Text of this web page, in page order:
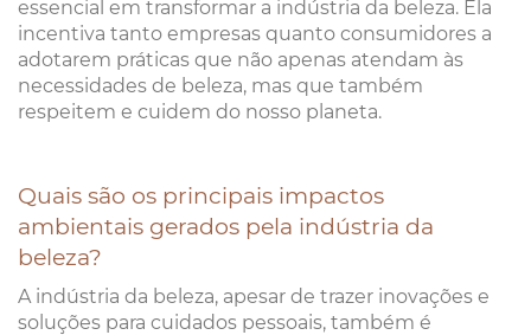
essencial em transformar a indústria da beleza. Ela
incentiva tanto empresas quanto consumidores a
adotarem práticas que não apenas atendam às
necessidades de beleza, mas que também
respeitem e cuidem do nosso planeta.
Quais são os principais impactos
ambientais gerados pela indústria da
beleza?
A indústria da beleza, apesar de trazer inovações e
soluções para cuidados pessoais, também é